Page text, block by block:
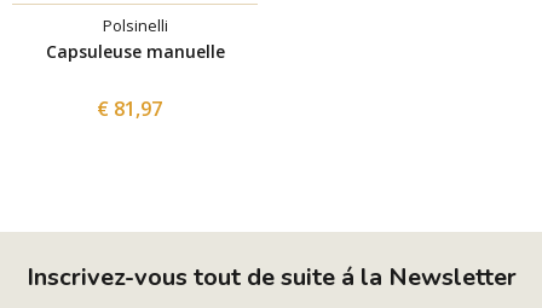
Polsinelli
Capsuleuse manuelle
€ 81,97
Inscrivez-vous tout de suite á la Newsletter